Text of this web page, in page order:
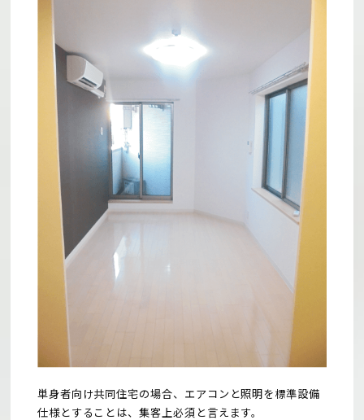
単身者向け共同住宅の場合、エアコンと照明を標準設備
仕様とすることは、集客上必須と言えます。